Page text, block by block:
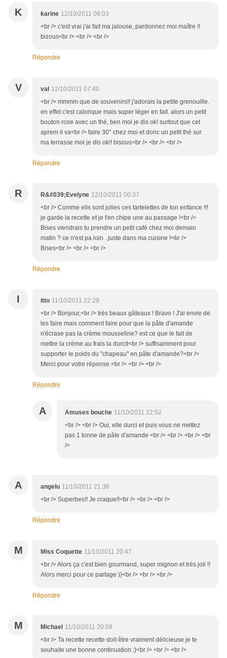
K karine 12/10/2011 08:03
<br /> c'est vrai j'ai fait ma jalouse, pardonnez moi maître !!
bizous<br /> <br /> <br />
Répondre
V val 12/10/2011 07:40
<br /> mmmm que de souvenirs!! j'adorais la petite grenouille.
en effet c'est calorique mais super léger en fait. alors un petit
bouton rose avec un thé, ben moi je dis ok! surtout que cet
aprem il va<br /> faire 30° chez moi et donc un petit thé sur
ma terrasse moi je dis ok!! bisous<br /> <br /> <br />
Répondre
R R&#039;Evelyne 12/10/2011 00:37
<br /> Comme ells sont jolies ces tartelettes de ton enfance !!!
je garde la recette et je t'en chipe une au passage !<br />
Bises viendrais tu prendre un petit café chez moi demain
matin ? ce n'est pa loin ..juste dans ma cuisine !<br />
Bises<br /> <br /> <br />
Répondre
I itto 11/10/2011 22:29
<br /> Bonjour,<br /> très beaux gâteaux ! Bravo ! J'ai envie de
les faire mais comment faire pour que la pâte d'amande
n'écrase pas la crème mousseline? est ce que le fait de
mettre la crème au frais la durcit<br /> suffisamment pour
supporter le poids du "chapeau" en pâte d'amande?<br />
Merci pour votre réponse.<br /> <br /> <br />
Répondre
A Amuses bouche 11/10/2011 22:52
<br /> <br /> Oui, elle durci et puis vous ne mettez
pas 1 tonne de pâte d'amande <br /> <br /> <br /> <br
/>
A angelu 11/10/2011 21:36
<br /> Superbes!! Je craque!!<br /> <br /> <br />
Répondre
M Miss Coquette 11/10/2011 20:47
<br /> Alors ça c'est bien gourmand, super mignon et très joli !!
Alors merci pour ce partage ))<br /> <br /> <br />
Répondre
M Michael 11/10/2011 20:08
<br /> Ta recette recette doit être vraiment délicieuse je te
souhaite une bonne continuation ;)<br /> <br /> <br />